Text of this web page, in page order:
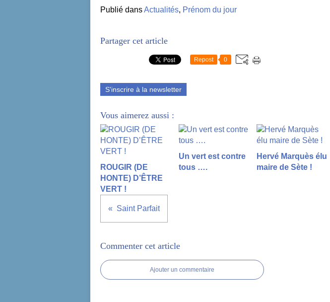
Publié dansActualités, Prénom du jour
Partager cet article
Repost 0
S'inscrire à la newsletter
Vous aimerez aussi :
ROUGIR (DE
HONTE) D’ÊTRE
VERT !
Un vert est contre
tous ….
Hervé Marquès élu
maire de Sète !
Saint Parfait
Commenter cet article
Ajouter un commentaire